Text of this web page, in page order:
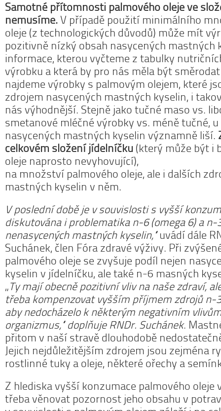
Samotné přítomnosti palmového oleje ve
nemusíme.V případě použití minimálního
oleje (z technologických důvodů) může mít
pozitivně nízký obsah nasycených mastných
informace, kterou vyčteme z tabulky
výrobku a která by pro nás měla být
najdeme výrobky s palmovým olejem, které
zdrojem nasycených mastných kyselin, i
nás výhodnější. Stejně jako tučné maso vs.
smetanové mléčné výrobky vs. méně tučné,
nasycených mastných kyselin významně liší.
celkovém složení jídelníčku (který může být i
oleje naprosto nevyhovující),
na množství palmového oleje, ale i dalších
mastných kyselin v něm.
V poslední době je v souvislosti s vyšší
diskutována i problematika n-6 (omega 6) a n-
nenasycených mastných kyselin,“uvádí dále
Suchánek, člen Fóra zdravé výživy. Při
palmového oleje se zvyšuje podíl nejen
kyselin v jídelníčku, ale také n-6 masných
„Ty mají obecně pozitivní vliv na naše zdraví,
třeba kompenzovat vyšším příjmem zdrojů n-
aby nedocházelo k některým negativním
organizmus,“ doplňuje RNDr. Suchánek.
přitom v naší stravě dlouhodobě
Jejich nejdůležitějším zdrojem jsou zejména
rostlinné tuky a oleje, některé ořechy a
Z hlediska vyšší konzumace palmového oleje
třeba věnovat pozornost jeho obsahu v